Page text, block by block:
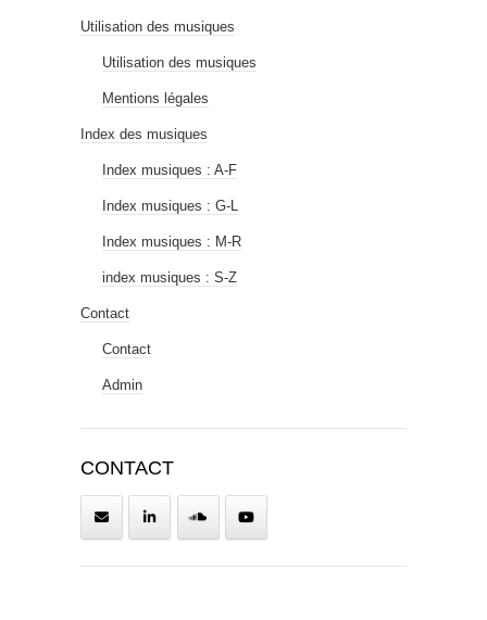
Utilisation des musiques
Utilisation des musiques
Mentions légales
Index des musiques
Index musiques : A-F
Index musiques : G-L
Index musiques : M-R
index musiques : S-Z
Contact
Contact
Admin
CONTACT